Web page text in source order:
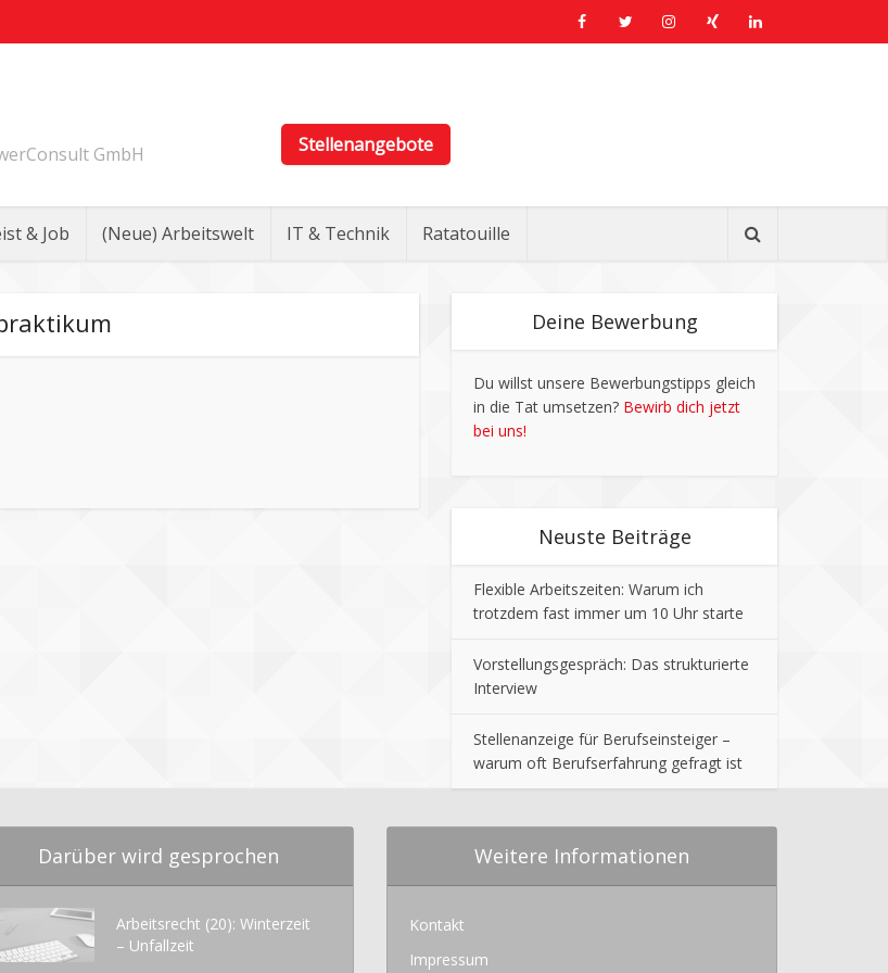
GmbH
& Job (Neue) Arbeitswelt IT & Technik Ratatouille
Stellenangebote
Deine Bewerbung
Du willst unsere Bewerbungstipps gleich
in die Tat umsetzen? Bewirb dich jetzt
bei uns!
Neuste Beiträge
Flexible Arbeitszeiten: Warum ich
trotzdem fast immer um 10 Uhr starte
Vorstellungsgespräch: Das strukturierte
Interview
Stellenanzeige für Berufseinsteiger –
warum oft Berufserfahrung gefragt ist
Darüber wird gesprochen
Arbeitsrecht (20): Winterzeit
– Unfallzeit
Weitere Informationen
Kontakt
Impressum